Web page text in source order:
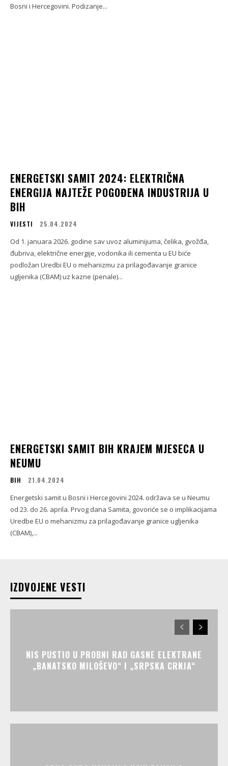
Bosni i Hercegovini. Podizanje...
ENERGETSKI SAMIT 2024: ELEKTRIČNA
ENERGIJA NAJTEŽE POGOĐENA INDUSTRIJA U
BIH
VIJESTI 25.04.2024
Od 1. januara 2026. godine sav uvoz aluminijuma, čelika, gvožđa,
đubriva, električne energije, vodonika ili cementa u EU biće
podložan Uredbi EU o mehanizmu za prilagođavanje granice
ugljenika (CBAM) uz kazne (penale)...
ENERGETSKI SAMIT BIH KRAJEM MJESECA U
NEUMU
BIH 21.04.2024
Energetski samit u Bosni i Hercegovini 2024. održava se u Neumu
od 23. do 26. aprila. Prvog dana Samita, govoriće se o implikacijama
Uredbe EU o mehanizmu za prilagođavanje granice ugljenika
(CBAM),...
IZDVOJENE VESTI
NIS PUSTIO U PROBNI RAD GASNE ELEKTRANE
„BANATSKO MILOŠEVO“ I „SRPSKA CRNJA“